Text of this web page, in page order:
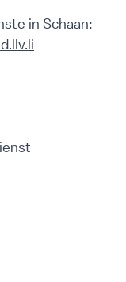
in Schaan: